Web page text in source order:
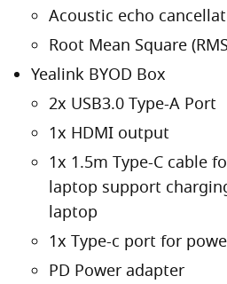
Acoustic echo
Root Mean Square
Yealink BYOD Box
2x USB3.0 Type-A Port
1x HDMI output
1x 1.5m Type-C cable
laptop support
laptop
1x Type-c port for
PD Power adapter